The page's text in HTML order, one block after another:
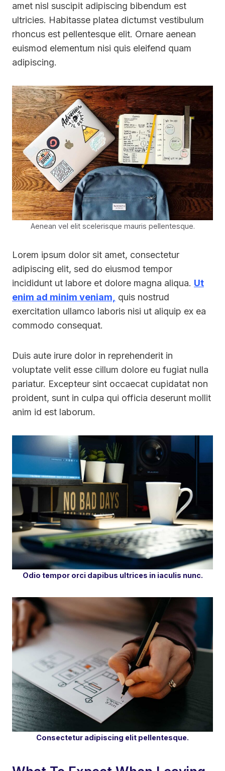
amet nisl suscipit adipiscing bibendum est
ultricies. Habitasse platea dictumst vestibulum
rhoncus est pellentesque elit. Ornare aenean
euismod elementum nisi quis eleifend quam
adipiscing.
Aenean vel elit scelerisque mauris pellentesque.
Lorem ipsum dolor sit amet, consectetur
adipiscing elit, sed do eiusmod tempor
incididunt ut labore et dolore magna aliqua. Ut
enim ad minim veniam,
quis nostrud
exercitation ullamco laboris nisi ut aliquip ex ea
commodo consequat.
Duis aute irure dolor in reprehenderit in
voluptate velit esse cillum dolore eu fugiat nulla
pariatur. Excepteur sint occaecat cupidatat non
proident, sunt in culpa qui officia deserunt mollit
anim id est laborum.
Odio tempor orci dapibus ultrices in iaculis nunc.
Consectetur adipiscing elit pellentesque.